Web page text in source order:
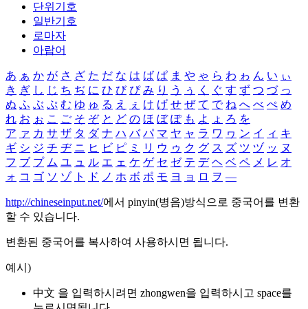
단위기호
일반기호
로마자
아랍어
あ ぁ か が さ ざ た だ な は ば ぱ ま や ゃ ら わ ゎ ん い ぃ
き ぎ し じ ち ぢ に ひ び ぴ み り う ぅ く ぐ す ず つ づ っ
ぬ ふ ぶ ぷ む ゆ ゅ る え ぇ け げ せ ぜ て で ね へ べ ぺ め
れ お ぉ こ ご そ ぞ と ど の ほ ぼ ぽ も よ ょ ろ を
ア ァ カ サ ザ タ ダ ナ ハ バ パ マ ヤ ャ ラ ワ ヮ ン イ ィ キ
ギ シ ジ チ ヂ ニ ヒ ビ ピ ミ リ ウ ゥ ク グ ス ズ ツ ヅ ッ ヌ
フ ブ プ ム ユ ュ ル エ ェ ケ ゲ セ ゼ テ デ ヘ ベ ペ メ レ オ
ォ コ ゴ ソ ゾ ト ド ノ ホ ボ ポ モ ヨ ョ ロ ヲ ―
http://chineseinput.net/에서 pinyin(병음)방식으로 중국어를 변환
할 수 있습니다.
변환된 중국어를 복사하여 사용하시면 됩니다.
예시)
中文 을 입력하시려면 zhongwen을 입력하시고 space를